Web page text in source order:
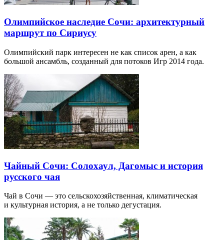
Олимпийское наследие Сочи: архитектурный
маршрут по Сириусу
Олимпийский парк интересен не как список арен, а как
большой ансамбль, созданный для потоков Игр 2014 года.
Чайный Сочи: Солохаул, Дагомыс и история
русского чая
Чай в Сочи — это сельскохозяйственная, климатическая
и культурная история, а не только дегустация.